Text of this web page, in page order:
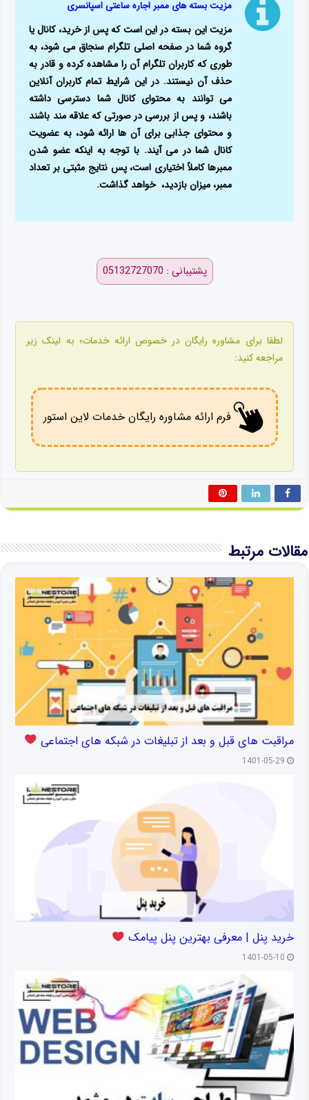
مزیت بسته های ممبر اجاره ساعتی اسپانسری
مزیت این بسته در این است که پس از خرید، کانال یا
گروه شما در صفحه اصلی تلگرام سنجاق می شود، به
طوری که کاربران تلگرام آن را مشاهده کرده و قادر به
حذف آن نیستند. در این شرایط تمام کاربران آنلاین
می توانند به محتوای کانال شما دسترسی داشته
باشند، و پس از بررسی در صورتی که علاقه مند باشند
و محتوای جذابی برای آن ها ارائه شود، به عضویت
کانال شما در می آیند. با توجه به اینکه عضو شدن
ممبرها کاملاً اختیاری است، پس نتایج مثبتی بر تعداد
ممبر، میزان بازدید، خواهد گذاشت.
پشتیبانی : 05132727070
لطفا برای مشاوره رایگان در خصوص ارائه خدمات؛ به لینک زیر
مراجعه کنید:
فرم ارائه مشاوره رایگان خدمات لاین استور
مقالات مرتبط
مراقبت های قبل و بعد از تبلیغات در شبکه های اجتماعی
1401-05-29
خرید پنل | معرفی بهترین پنل پیامک
1401-05-10